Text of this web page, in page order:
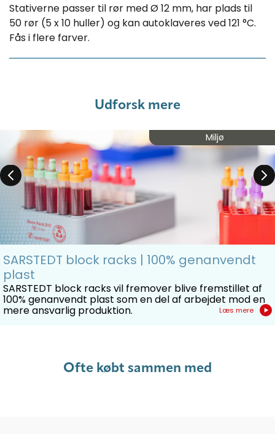
Stativerne passer til rør med Ø 12 mm, har plads til
50 rør (5 x 10 huller) og kan autoklaveres ved 121 °C.
Fås i flere farver.
Udforsk mere
Miljø
SARSTEDT block racks | 100% genanvendt
plast
SARSTEDT block racks vil fremover blive fremstillet af
100% genanvendt plast som en del af arbejdet mod en
mere ansvarlig produktion. Læs mere
Ofte købt sammen med